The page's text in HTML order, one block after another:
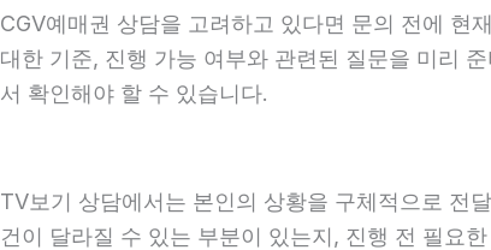
CGV예매권 상담을 고려하고 있다면 문의 전에
대한 기준, 진행 가능 여부와 관련된 질문을 미리
서 확인해야 할 수 있습니다.
TV보기 상담에서는 본인의 상황을 구체적으로 전
건이 달라질 수 있는 부분이 있는지, 진행 전 필요